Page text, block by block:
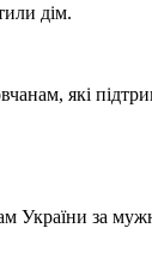
дім.
які
за